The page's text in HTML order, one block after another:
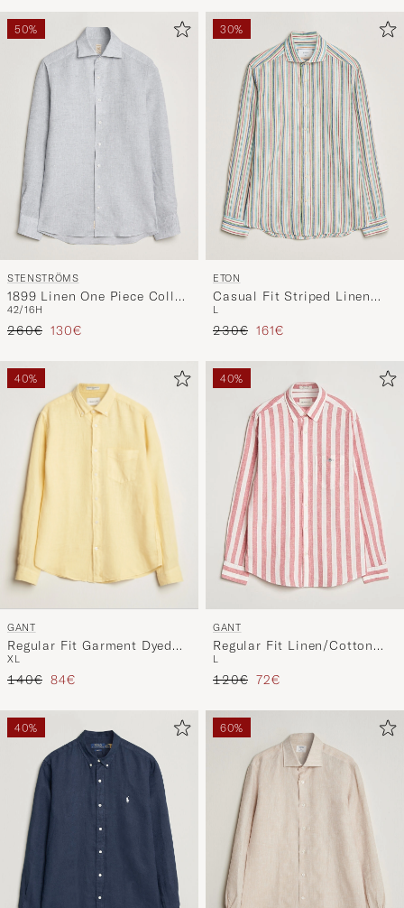
50%
STENSTRÖMS
1899 Linen One Piece Collar
Shirt Grey
42/16H
Regulärer Preis
260€ Reduzierter Preis
130€
30%
ETON
Casual Fit Striped Linen
Shirt Multi
L
Regulärer Preis
230€ Reduzierter Preis
161€
40%
GANT
Regular Fit Garment Dyed
Linen Shirt Dusty Yellow
XL
Regulärer Preis
140€ Reduzierter Preis
84€
40%
GANT
Regular Fit Linen/Cotton
Striped Shirt Rose Pink
L
Regulärer Preis
120€ Reduzierter Preis
72€
40% 60%